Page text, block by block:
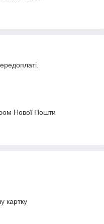
Нової Пошти
картку